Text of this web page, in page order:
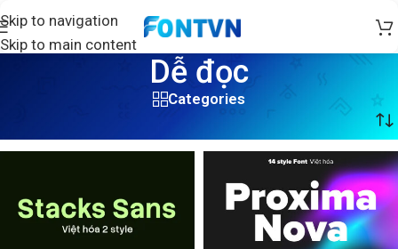
Skip to navigation
Skip to main content
Dễ đọc
Categories